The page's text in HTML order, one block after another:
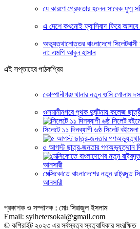
যে কারণে গ্রেফতার হলেন সাবেক যুগ্ম
এ দেশে কখনোই ফ্যাসিবাদ ফিরে
অভ্যুত্থানোত্তর বাংলাদেশে
না: এমপি আবুল হাসান
এই সপ্তাহের পাঠকপ্রিয়
কোম্পানীগঞ্জ থানার নতুন ওসি গোলাম
ওসমানীনগরে পৃথক দুর্ঘটনায় কলেজ
সিলেটে ১১ দিনব্যাপী ৬ষ্ঠ সিলেট
৫ আগস্ট ছাত্র-জনতার গণঅভ্যুত্থান
মেক্সিকোতে বাংলাদেশের নতুন
আনসারী
প্রকাশক ও সম্পাদক : মোঃ সিরাজুল ইসলাম
Email: sylhetersokal@gmail.com
© কপিরাইট ২০২৩ এর সর্বস্বত্ব স্বত্বাধিকার সংরক্ষিত